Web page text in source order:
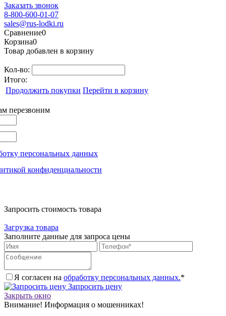
Заказать звонок
8-800-600-01-07
sales@rus-lodki.ru
Сравнение0
Корзина0
Товар добавлен в корзину
Кол-во:
Итого:
Продолжить покупки Перейти в корзину
перезвоним
персональных данных
конфиденциальности
Запросить стоимость товара
Загрузка товара
Заполните данные для запроса цены
Я согласен на обработку персональных данных.*
Запросить цену
Закрыть окно
Внимание! Информация о мошенниках!